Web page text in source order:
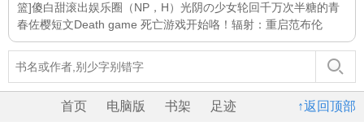
篮]傻白甜滚出娱乐圈（NP，H） 光阴の少女轮回千万次半糖的青
春佐樱短文Death game 死亡游戏开始咯！ 辐射：重启范布伦
↑返回顶部
首页 电脑版 书架 足迹